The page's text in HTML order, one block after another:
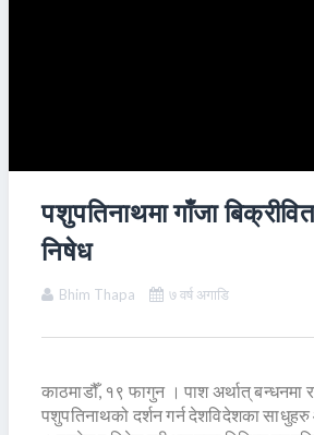
पशुपतिनाथमा गाँजा
निषेध
Bhim Thapa ७ वर्ष अगाडि
काठमाडौँ, १९ फागुन । पाश अर्थात् बन्धनमा
पशुपतिनाथको दर्शन गर्न देशविदेशका